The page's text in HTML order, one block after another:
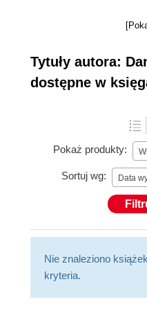
Tytuły autora:
dostępne w
Pokaż produkty:
Sortuj wg: Data
Nie znaleziono
kryteria.